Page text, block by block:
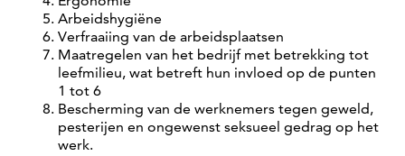
Arbeidshygiëne
Verfraaiing van de arbeidsplaatsen
Maatregelen van het bedrijf met betrekking tot
leefmilieu, wat betreft hun invloed op de punten
1 tot 6
Bescherming van de werknemers tegen geweld,
pesterijen en ongewenst seksueel gedrag op het
werk.